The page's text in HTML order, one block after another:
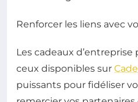
Renforcer les liens avec
Les cadeaux
ceux disponibles sur
puissants pour fidéliser